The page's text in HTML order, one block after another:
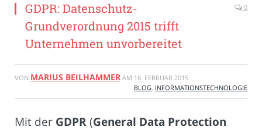
GDPR: Datenschutz-
Grundverordnung 2015 trifft
Unternehmen unvorbereitet
0
VON MARIUS BEILHAMMER AM 16. FEBRUAR 2015
BLOG, INFORMATIONSTECHNOLOGIE
Mit der GDPR(General Data Protection